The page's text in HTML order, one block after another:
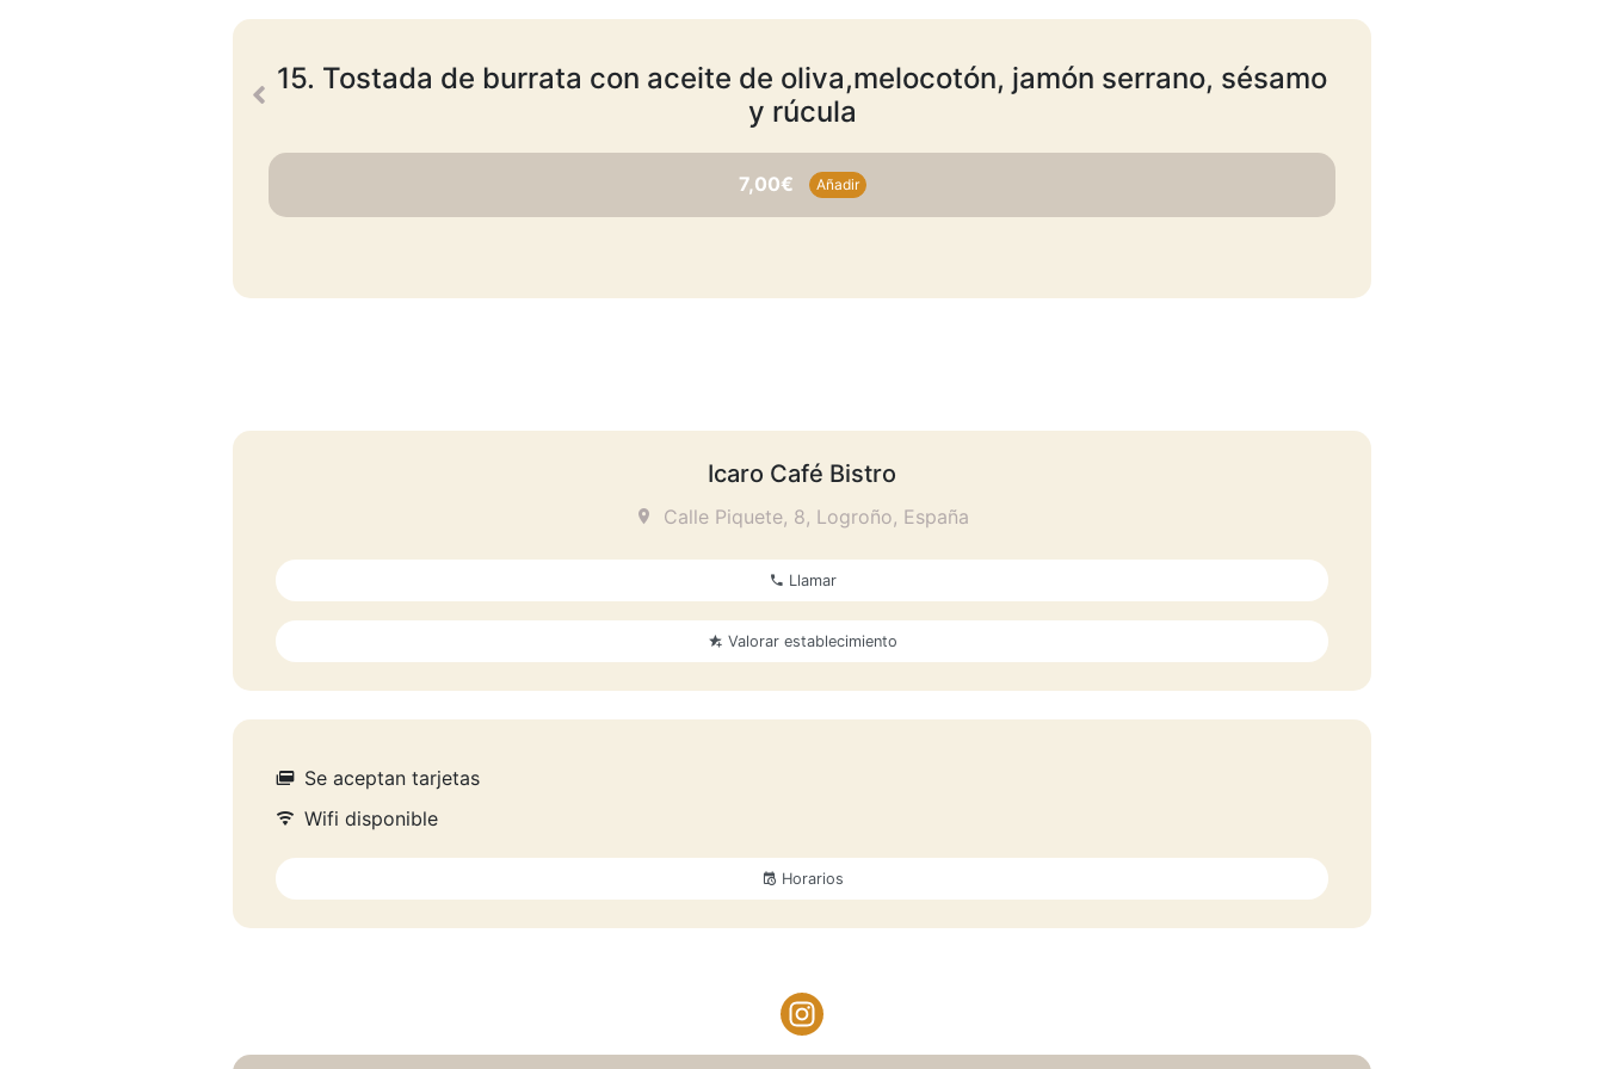
15. Tostada de burrata con aceite de oliva,melocotón, jamón serrano, sésamo
y rúcula
7,00€ Añadir
Icaro Café Bistro
Calle Piquete, 8, Logroño, España
Llamar
Valorar establecimiento
Se aceptan tarjetas
Wifi disponible
Horarios